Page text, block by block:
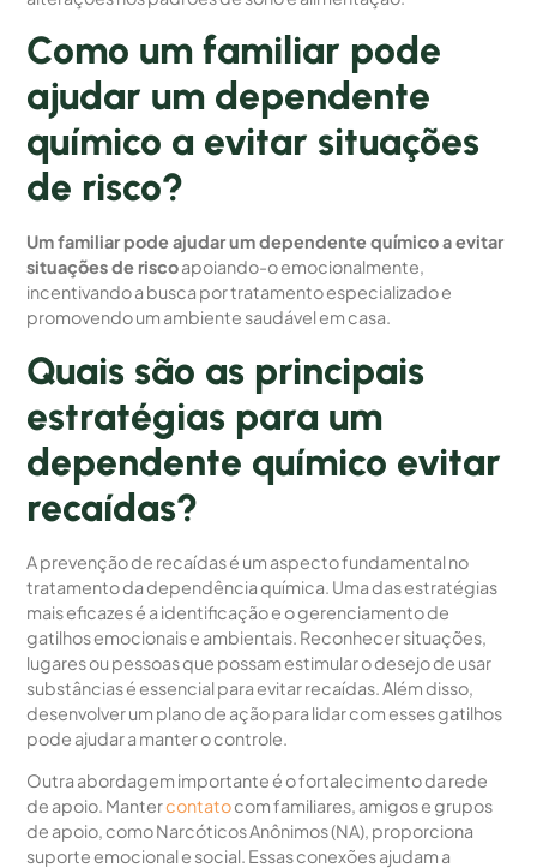
Como um familiar pode
ajudar um dependente
químico a evitar situações
de risco?
Um familiar pode ajudar um dependente químico a evitar
situações de riscoapoiando-o emocionalmente,
incentivando a busca por tratamento especializado e
promovendo um ambiente saudável em casa.
Quais são as principais
estratégias para um
dependente químico evitar
recaídas?
A prevenção de recaídas é um aspecto fundamental no
tratamento da dependência química. Uma das estratégias
mais eficazes é a identificação e o gerenciamento de
gatilhos emocionais e ambientais. Reconhecer situações,
lugares ou pessoas que possam estimular o desejo de usar
substâncias é essencial para evitar recaídas. Além disso,
desenvolver um plano de ação para lidar com esses gatilhos
pode ajudar a manter o controle.
Outra abordagem importante é o fortalecimento da rede
de apoio. Mantercontatocom familiares, amigos e grupos
de apoio, como Narcóticos Anônimos (NA), proporciona
suporte emocional e social. Essas conexões ajudam a